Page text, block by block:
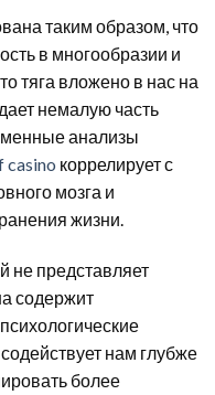
таким образом, что
в многообразии и
тяга вложено в нас на
немалую часть
анализы
casino коррелирует с
мозга и
жизни.
не представляет
содержит
нам глубже
более